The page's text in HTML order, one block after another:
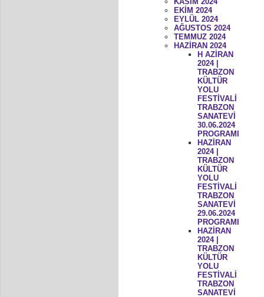
EKİM 2024
EYLÜL 2024
AĞUSTOS 2024
TEMMUZ 2024
HAZİRAN 2024
H AZİRAN
2024 |
TRABZON
KÜLTÜR
YOLU
FESTİVALİ
TRABZON
SANATEVİ
30.06.2024
PROGRAMI
HAZİRAN
2024 |
TRABZON
KÜLTÜR
YOLU
FESTİVALİ
TRABZON
SANATEVİ
29.06.2024
PROGRAMI
HAZİRAN
2024 |
TRABZON
KÜLTÜR
YOLU
FESTİVALİ
TRABZON
SANATEVİ